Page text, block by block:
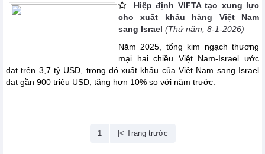
Hiệp định VIFTA tạo xung lực
cho xuất khẩu hàng Việt Nam
sang Israel (Thứ năm, 8-1-2026)
Năm 2025, tổng kim ngạch thương
mại hai chiều Việt Nam-Israel ước
đạt trên 3,7 tỷ USD, trong đó xuất khẩu của Việt Nam sang Israel
đạt gần 900 triệu USD, tăng hơn 10% so với năm trước.
1 |< Trang trước